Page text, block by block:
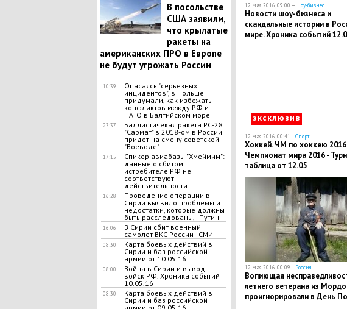
В посольстве
США заявили,
что крылатые
ракеты на
американских ПРО в Европе
не будут угрожать России
10:39
Опасаясь "серьезных
инцидентов", в Польше
придумали, как избежать
конфликтов между РФ и
НАТО в Балтийском море
23:37
Баллистичекая ракета РС-28
"Сармат" в 2018-ом в России
придет на смену советской
"Воеводе"
17:15
Спикер авиабазы "Хмеймим":
данные о сбитом
истребителе РФ не
соответствуют
действительности
16:28
Проведение операции в
Сирии выявило проблемы и
недостатки, которые должны
быть расследованы, - Путин
16:06
В Сирии сбит военный
самолет ВКС России - СМИ
08:30
Карта боевых действий в
Сирии и баз российской
армии от 10.05.16
08:00
Война в Сирии и вывод
войск РФ. Хроника событий
10.05.16
08:30
Карта боевых действий в
Сирии и баз российской
12 мая 2016, 09:00 —Шоу-бизнес
Новости шоу-бизнеса и
скандальные истории в
мире. Хроника событий
эксклюзив
12 мая 2016, 00:41 —Спорт
Хоккей. ЧМ по хоккею 2016.
Чемпионат мира 2016 -
таблица от 12.05
12 мая 2016, 00:09 —Россия
Вопиющая
летнего ветерана из
проигнорировали в День